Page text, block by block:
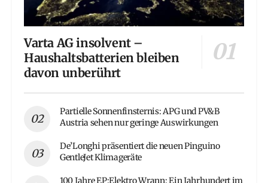
Varta AG insolvent –
Haushaltsbatterien bleiben
davon unberührt
Partielle Sonnenfinsternis: APG und PV&B
Austria sehen nur geringe Auswirkungen
De’Longhi präsentiert die neuen Pinguino
GentleJet Klimageräte
100 Jahre EP:Elektro Wrann: Ein Jahrhundert im